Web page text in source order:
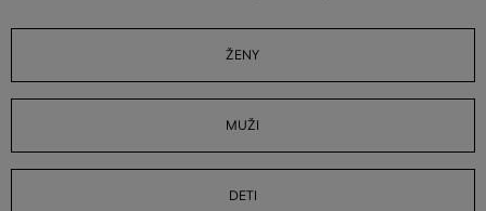
ŽENY
MUŽI
DETI